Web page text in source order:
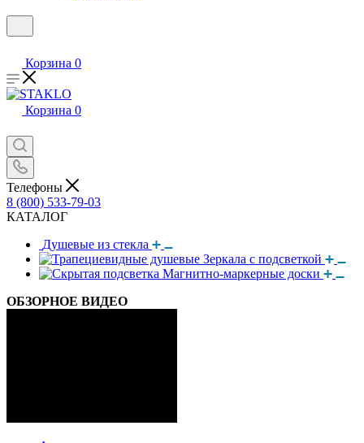
Корзина 0
Корзина 0
Телефоны
8 (800) 533-79-03
КАТАЛОГ
Душевые из стекла
Зеркала с подсветкой
Магнитно-маркерные доски
ОБЗОРНОЕ ВИДЕО